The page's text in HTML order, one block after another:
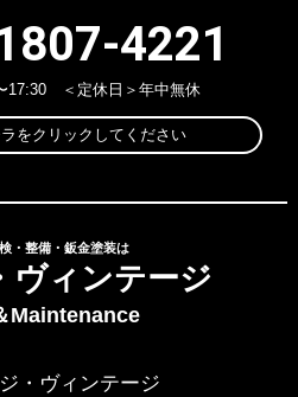
4221
17:30 ＜定休日＞年中無休
をクリックしてください
・整備・鈑金塗装は
ヴィンテージ
Maintenance
・ヴィンテージ